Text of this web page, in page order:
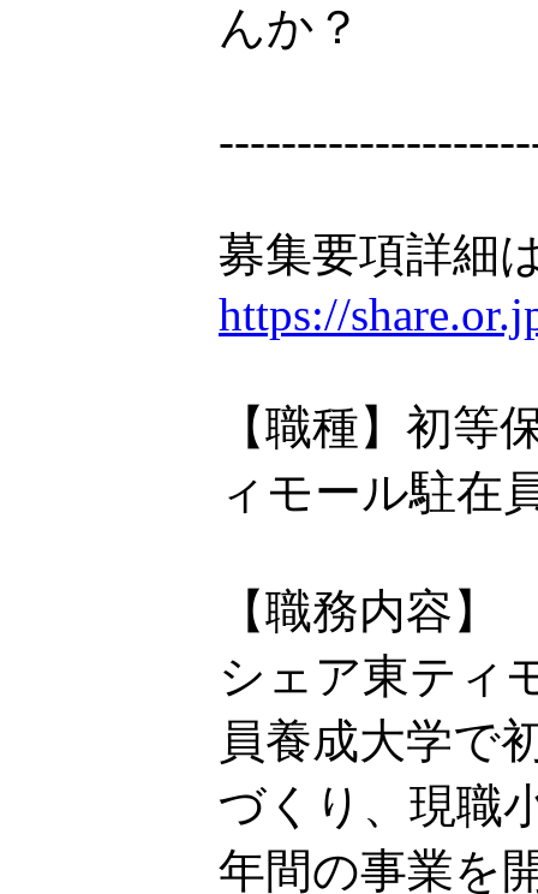
んか？
募集要項詳細
https://
【職種】初
ィモール駐在
【職務内容】
シェア東ティ
員養成大学で
づくり、現職
年間の事業を